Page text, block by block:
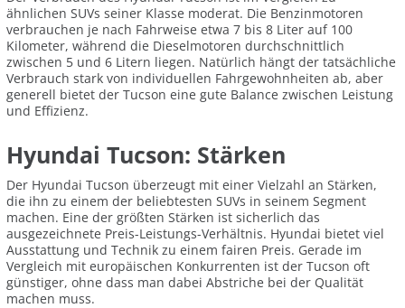
ähnlichen SUVs seiner Klasse moderat. Die Benzinmotoren
verbrauchen je nach Fahrweise etwa 7 bis 8 Liter auf 100
Kilometer, während die Dieselmotoren durchschnittlich
zwischen 5 und 6 Litern liegen. Natürlich hängt der tatsächliche
Verbrauch stark von individuellen Fahrgewohnheiten ab, aber
generell bietet der Tucson eine gute Balance zwischen Leistung
und Effizienz.
Hyundai Tucson: Stärken
Der Hyundai Tucson überzeugt mit einer Vielzahl an Stärken,
die ihn zu einem der beliebtesten SUVs in seinem Segment
machen. Eine der größten Stärken ist sicherlich das
ausgezeichnete Preis-Leistungs-Verhältnis. Hyundai bietet viel
Ausstattung und Technik zu einem fairen Preis. Gerade im
Vergleich mit europäischen Konkurrenten ist der Tucson oft
günstiger, ohne dass man dabei Abstriche bei der Qualität
machen muss.